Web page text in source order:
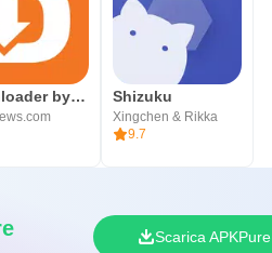
Downloader by AFTVnews Shizuku
Xingchen & Rikka
9.7
Scarica APKPure